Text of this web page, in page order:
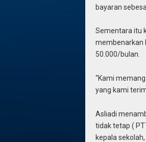
bayaran
Sementara itu
membenarkan
50.000/bulan.
“Kami
yang kami
Asliadi
tidak tetap (
kepala